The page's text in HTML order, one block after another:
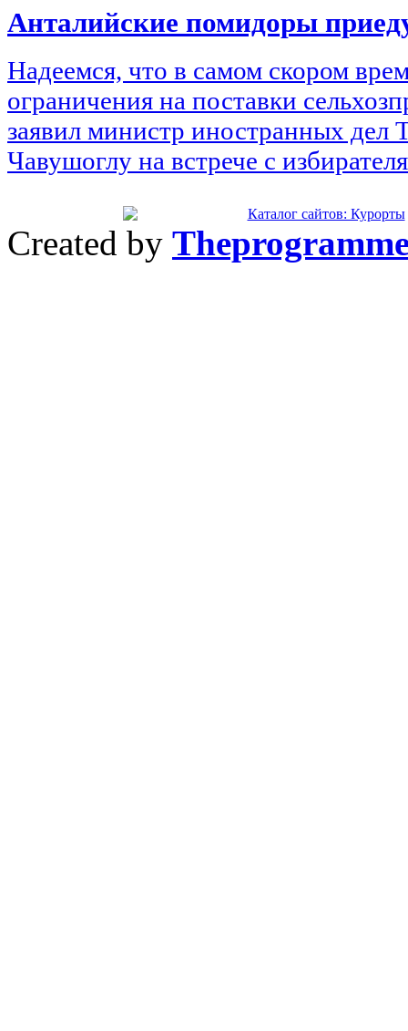
Анталийские помидоры
Надеемся, что в самом скором
ограничения на поставки
заявил министр иностранных
Чавушоглу на встрече с
Created by